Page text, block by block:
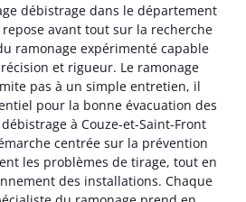
débistrage dans le département
avant tout sur la recherche
ramonage expérimenté capable
et rigueur. Le ramonage
pas à un simple entretien, il
pour la bonne évacuation des
à Couze-et-Saint-Front
centrée sur la prévention
les problèmes de tirage, tout en
des installations. Chaque